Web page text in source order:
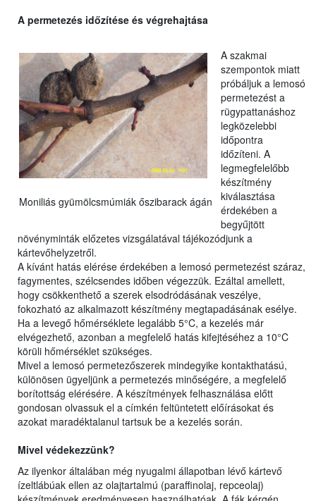
A permetezés időzítése és végrehajtása
Moniliás gyümölcsmúmiák őszibarack ágán
A szakmai
szempontok miatt
próbáljuk a lemosó
permetezést a
rügypattanáshoz
legközelebbi
időpontra
időzíteni. A
legmegfelelőbb
készítmény
kiválasztása
érdekében a
begyűjtött
növényminták előzetes vizsgálatával tájékozódjunk a
kártevőhelyzetről.
A kívánt hatás elérése érdekében a lemosó permetezést száraz,
fagymentes, szélcsendes időben végezzük. Ezáltal amellett,
hogy csökkenthető a szerek elsodródásának veszélye,
fokozható az alkalmazott készítmény megtapadásának esélye.
Ha a levegő hőmérséklete legalább 5°C, a kezelés már
elvégezhető, azonban a megfelelő hatás kifejtéséhez a 10°C
körüli hőmérséklet szükséges.
Mivel a lemosó permetezőszerek mindegyike kontakthatású,
különösen ügyeljünk a permetezés minőségére, a megfelelő
borítottság elérésére. A készítmények felhasználása előtt
gondosan olvassuk el a címkén feltüntetett előírásokat és
azokat maradéktalanul tartsuk be a kezelés során.
Mivel védekezzünk?
Az ilyenkor általában még nyugalmi állapotban lévő kártevő
ízeltlábúak ellen az olajtartalmú (paraffinolaj, repceolaj)